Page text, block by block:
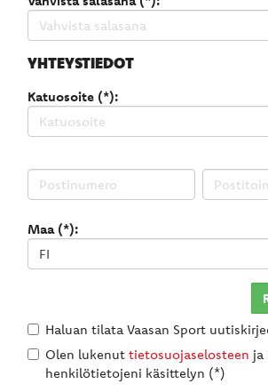
YHTEYSTIEDOT
Katuosoite (*):
Maa (*):
Haluan tilata Vaasan Sport
Olen lukenut tietosuojaselosteen ja
henkilötietojeni käsittelyn (*)